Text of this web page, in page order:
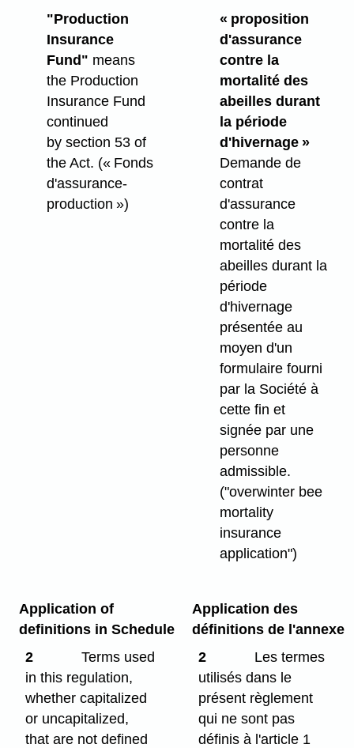
"Production
Insurance
Fund" means
the Production
Insurance Fund
continued
by section 53 of
the Act. (« Fonds
d'assurance-
production »)
« proposition
d'assurance
contre la
mortalité des
abeilles durant
la période
d'hivernage »
Demande de
contrat
d'assurance
contre la
mortalité des
abeilles durant la
période
d'hivernage
présentée au
moyen d'un
formulaire fourni
par la Société à
cette fin et
signée par une
personne
admissible.
("overwinter bee
mortality
insurance
application")
Application of
definitions in Schedule
2
Terms used
in this regulation,
whether capitalized
or uncapitalized,
that are not defined
Application des
définitions de l'annexe
2
Les termes
utilisés dans le
présent règlement
qui ne sont pas
définis à l'article 1